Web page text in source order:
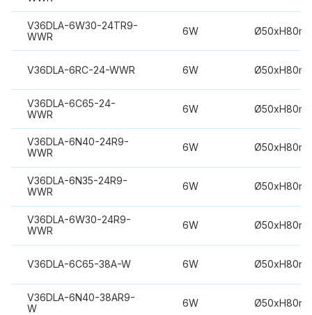
V36DLA-6W30-24TR9-
WWR
6W
V36DLA-6RC-24-WWR 6W
V36DLA-6C65-24-
WWR
6W
V36DLA-6N40-24R9-
WWR
6W
V36DLA-6N35-24R9-
WWR
6W
V36DLA-6W30-24R9-
WWR
6W
V36DLA-6C65-38A-W 6W
V36DLA-6N40-38AR9-
W
6W